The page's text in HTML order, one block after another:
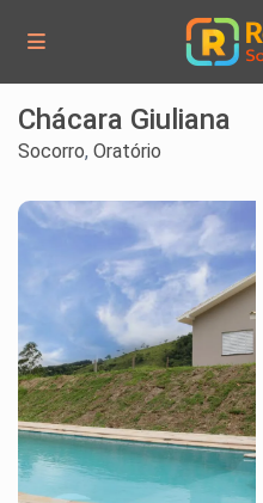
Chácara Giuliana
Socorro,Oratório